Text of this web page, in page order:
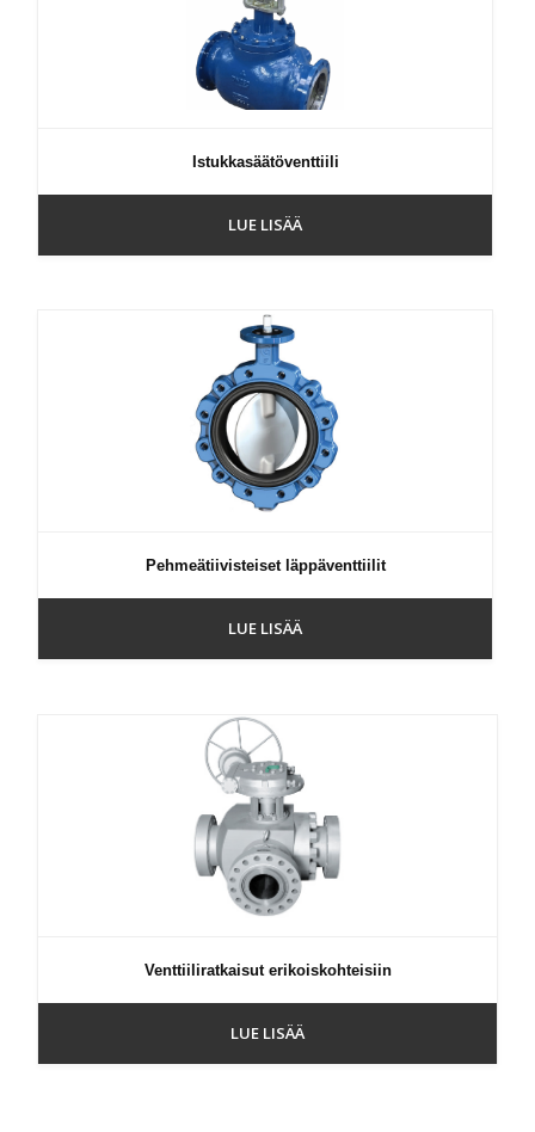
Istukkasäätöventtiili
LUE LISÄÄ
Pehmeätiivisteiset läppäventtiilit
LUE LISÄÄ
Venttiiliratkaisut erikoiskohteisiin
LUE LISÄÄ